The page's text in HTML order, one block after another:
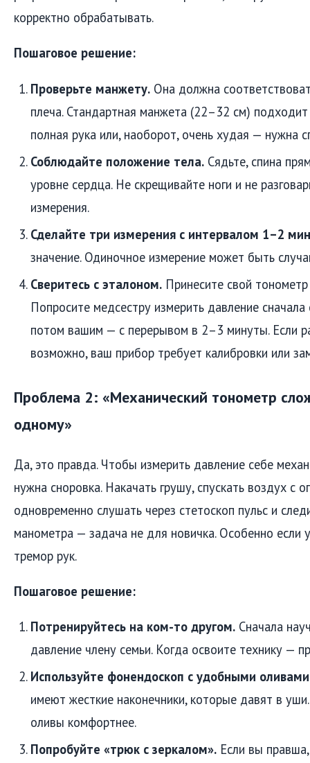
корректно обрабатывать.
Пошаговое решение:
Проверьте манжету. Она должна
плеча. Стандартная манжета (22–32 см) подходит
полная рука или, наоборот, очень худая — нужна
Соблюдайте положение тела. Сядьте, спина
уровне сердца. Не скрещивайте ноги и не
измерения.
Сделайте три измерения с интервалом 1–2
значение. Одиночное измерение может быть
Сверитесь с эталоном. Принесите свой
Попросите медсестру измерить давление
потом вашим — с перерывом в 2–3 минуты. Если
возможно, ваш прибор требует калибровки или
Проблема 2: «Механический тонометр
одному»
Да, это правда. Чтобы измерить давление себе
нужна сноровка. Накачать грушу, спускать воздух с
одновременно слушать через стетоскоп пульс и
манометра — задача не для новичка. Особенно если
тремор рук.
Пошаговое решение:
Потренируйтесь на ком-то другом. Сначала
давление члену семьи. Когда освоите технику —
Используйте фонендоскоп с удобными
имеют жесткие наконечники, которые давят в
оливы комфортнее.
Попробуйте «трюк с зеркалом». Если вы